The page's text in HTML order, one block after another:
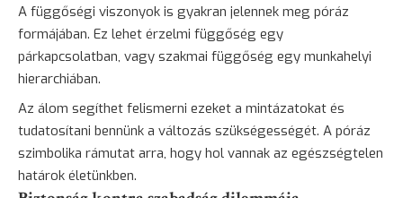
A függőségi viszonyok is gyakran jelennek meg póráz
formájában. Ez lehet érzelmi függőség egy
párkapcsolatban, vagy szakmai függőség egy munkahelyi
hierarchiában.
Az álom segíthet felismerni ezeket a mintázatokat és
tudatosítani bennünk a változás szükségességét. A póráz
szimbolika rámutat arra, hogy hol vannak az egészségtelen
határok életünkben.